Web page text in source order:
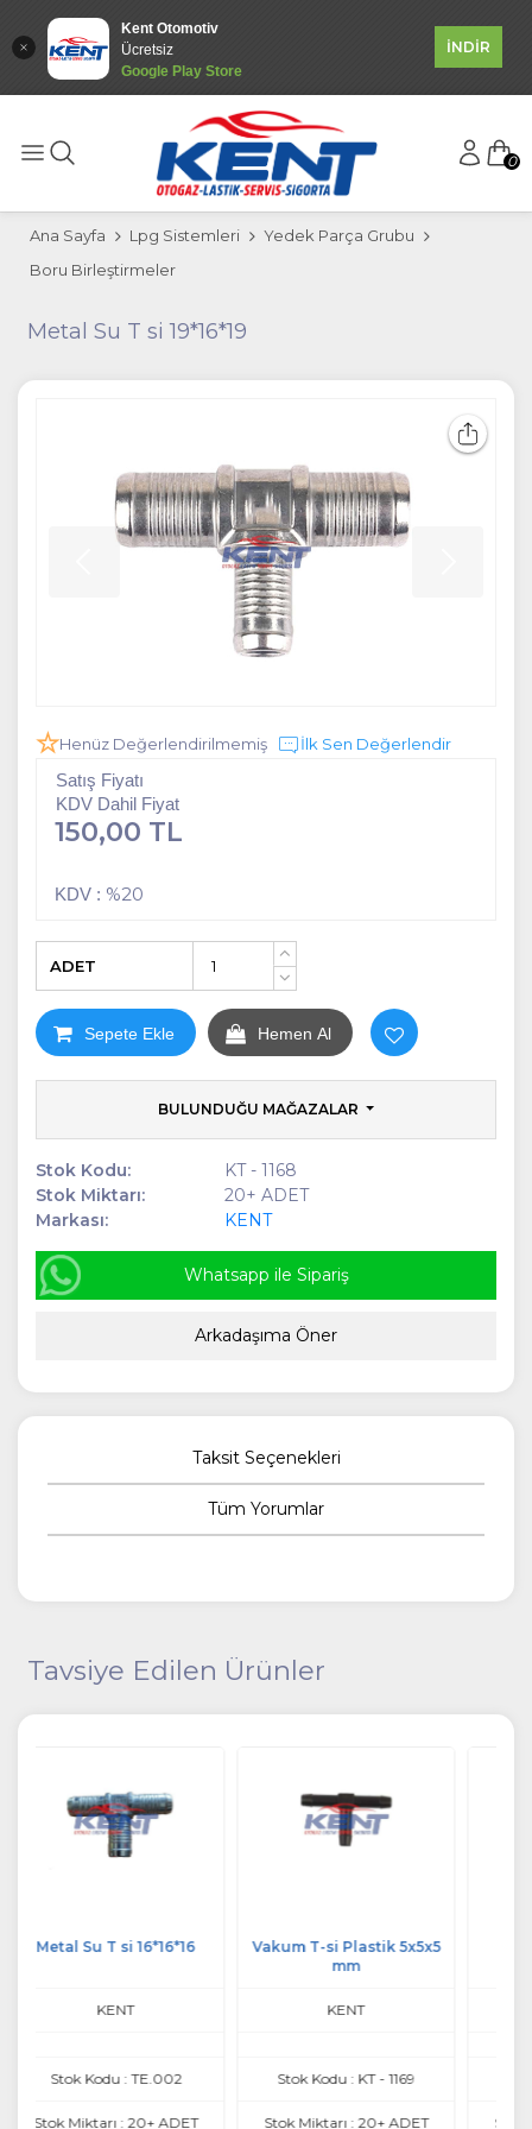
Kent Otomotiv
Ücretsiz
Google Play Store
İNDİR
0
Ana Sayfa Lpg Sistemleri
Yedek Parça Grubu
Boru Birleştirmeler
Metal Su T si 19*16*19
Henüz Değerlendirilmemiş İlk Sen Değerlendir
Satış Fiyatı
KDV Dahil Fiyat
150,00 TL
KDV : %20
+
ADET
Sepete Ekle Hemen Al
BULUNDUĞU MAĞAZALAR
Stok Kodu:
KT - 1168
Stok Miktarı:
20+ ADET
Markası:
KENT
Whatsapp ile Sipariş
Arkadaşıma Öner
Taksit Seçenekleri
Tüm Yorumlar
Tavsiye Edilen Ürünler
Vakum T-si Plastik 5x5x5
KENT
Stok Kodu : KT - 1169
Stok Miktarı : 20+ ADET
Hortum Eki 19*16
KENT
Stok Kodu : KT - 1058
Stok Miktarı : 20+ ADET